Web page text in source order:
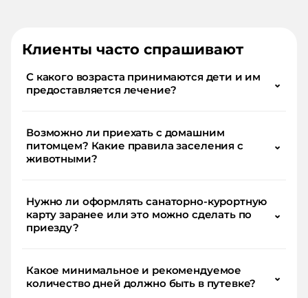
Клиенты часто спрашивают
С какого возраста принимаются дети и им
предоставляется лечение?
⌄
Возможно ли приехать с домашним
питомцем? Какие правила заселения с
животными?
⌄
Нужно ли оформлять санаторно-курортную
карту заранее или это можно сделать по
приезду?
⌄
Какое минимальное и рекомендуемое
количество дней должно быть в путевке?
⌄